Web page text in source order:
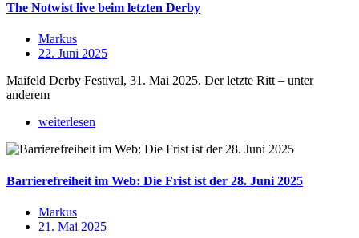
The Notwist live beim letzten Derby
Markus
22. Juni 2025
Maifeld Derby Festival, 31. Mai 2025. Der letzte Ritt – unter
anderem
weiterlesen
Barrierefreiheit im Web: Die Frist ist der 28. Juni 2025
Markus
21. Mai 2025